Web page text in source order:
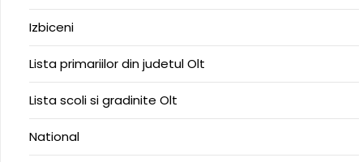
Izbiceni
Lista primariilor din judetul Olt
Lista scoli si gradinite Olt
National